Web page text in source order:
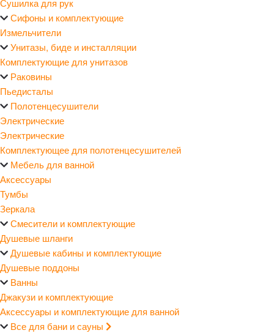
Сушилка для рук
Сифоны и комплектующие
Измельчители
Унитазы, биде и инсталляции
Комплектующие для унитазов
Раковины
Пьедисталы
Полотенцесушители
Электрические
Электрические
Комплектующее для полотенцесушителей
Мебель для ванной
Аксессуары
Тумбы
Зеркала
Смесители и комплектующие
Душевые шланги
Душевые кабины и комплектующие
Душевые поддоны
Ванны
Джакузи и комплектующие
Аксессуары и комплектующие для ванной
Все для бани и сауны